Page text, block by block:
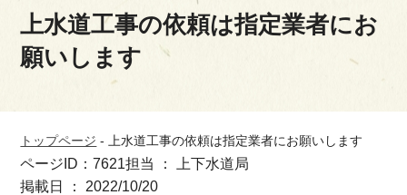
上水道工事の依頼は指定業者にお
願いします
トップページ - 上水道工事の依頼は指定業者にお願いします
ページID：7621担当 ： 上下水道局
掲載日 ： 2022/10/20